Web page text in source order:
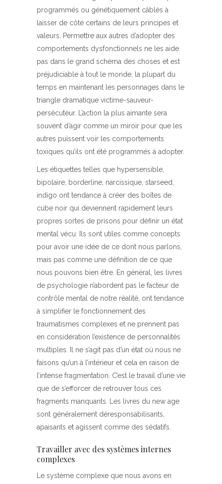
programmés ou génétiquement câblés à
laisser de côté certains de leurs principes et
valeurs. Permettre aux autres d’adopter des
comportements dysfonctionnels ne les aide
pas dans le grand schéma des choses et est
préjudiciable à tout le monde, la plupart du
temps en maintenant les personnages dans le
triangle dramatique victime-sauveur-
persécuteur. L’action la plus aimante sera
souvent d’agir comme un miroir pour que les
autres puissent voir les comportements
toxiques qu’ils ont été programmés à adopter.
Les étiquettes telles que hypersensible,
bipolaire, borderline, narcissique, starseed,
indigo ont tendance à créer des boîtes de
cube noir qui deviennent rapidement leurs
propres sortes de prisons pour définir un état
mental vécu. Ils sont utiles comme concepts
pour avoir une idée de ce dont nous parlons,
mais pas comme une définition de ce que
nous pouvons bien être. En général, les livres
de psychologie n’abordent pas le facteur de
contrôle mental de notre réalité, ont tendance
à simplifier le fonctionnement des
traumatismes complexes et ne prennent pas
en considération l’existence de personnalités
multiples. Il ne s’agit pas d’un état où nous ne
faisons qu’un à l’intérieur et cela en raison de
l’intense fragmentation. C’est le travail d’une vie
que de s’efforcer de retrouver tous ces
fragments manquants. Les livres du new age
sont généralement déresponsabilisants,
apaisants et agissent comme des sédatifs.
Travailler avec des systèmes internes
complexes
Le système complexe que nous avons en